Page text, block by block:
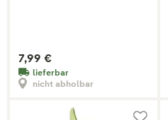
7,99 €
lieferbar
nicht abholbar